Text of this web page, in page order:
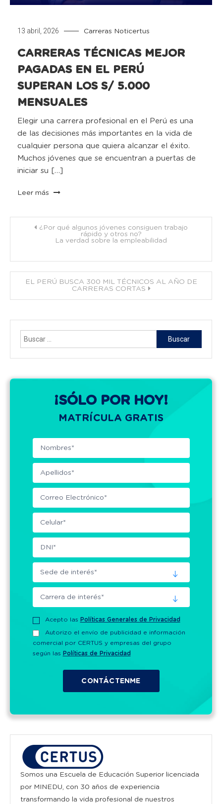
13 abril, 2026 Carreras Noticertus
CARRERAS TÉCNICAS MEJOR
PAGADAS EN EL PERÚ
SUPERAN LOS S/ 5.000
MENSUALES
Elegir una carrera profesional en el Perú es una
de las decisiones más importantes en la vida de
cualquier persona que quiera alcanzar el éxito.
Muchos jóvenes que se encuentran a puertas de
iniciar su […]
Leer más
Navegación
entradas
¿Por qué algunos jóvenes consiguen trabajo
rápido y otros no?
La verdad sobre la empleabilidad
EL PERÚ BUSCA 300 MIL TÉCNICOS AL AÑO DE
CARRERAS CORTAS
Buscar:
¡SÓLO POR HOY!
MATRÍCULA GRATIS
Acepto las Políticas Generales de Privacidad
Autorizo el envío de publicidad e información
comercial por CERTUS y empresas del grupo
según las Políticas de Privacidad
Somos una Escuela de Educación Superior licenciada
por MINEDU, con 30 años de experiencia
transformando la vida profesional de nuestros